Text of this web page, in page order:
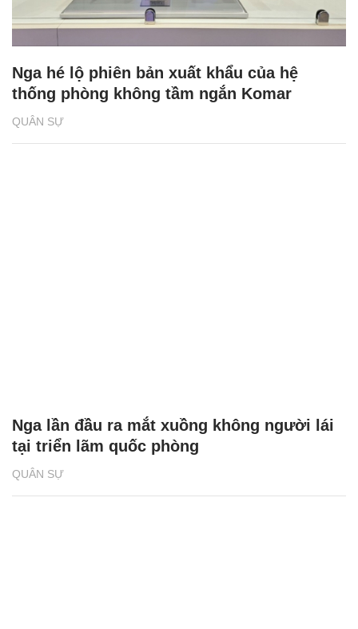
QUÂN SỰ
Nga hé lộ phiên bản xuất khẩu của hệ
thống phòng không tầm ngắn Komar
QUÂN SỰ
Nga lần đầu ra mắt xuồng không người lái
tại triển lãm quốc phòng